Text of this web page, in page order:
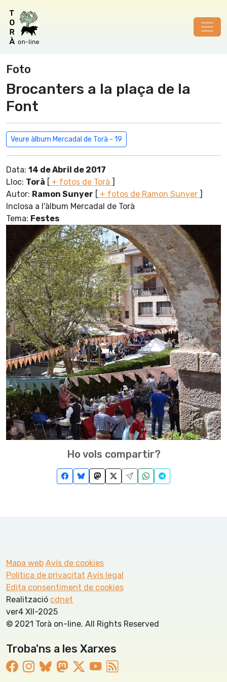
Foto
Brocanters a la plaça de la
Font
Veure àlbum Mercadal de Torà - 19
Data: 14 de Abril de 2017
Lloc: Torà [ + fotos de Torà ]
Autor: Ramon Sunyer [ + fotos de Ramon Sunyer ]
Inclosa a l'àlbum Mercadal de Torà
Tema: Festes
Ho vols compartir?
Mapa web Avís de cookies
Política de privacitat Avís legal
Edita consentiment de cookies
Realització cdnet
ver4 XII-2025
© 2021 Torà on-line. All Rights Reserved
Troba'ns a les Xarxes